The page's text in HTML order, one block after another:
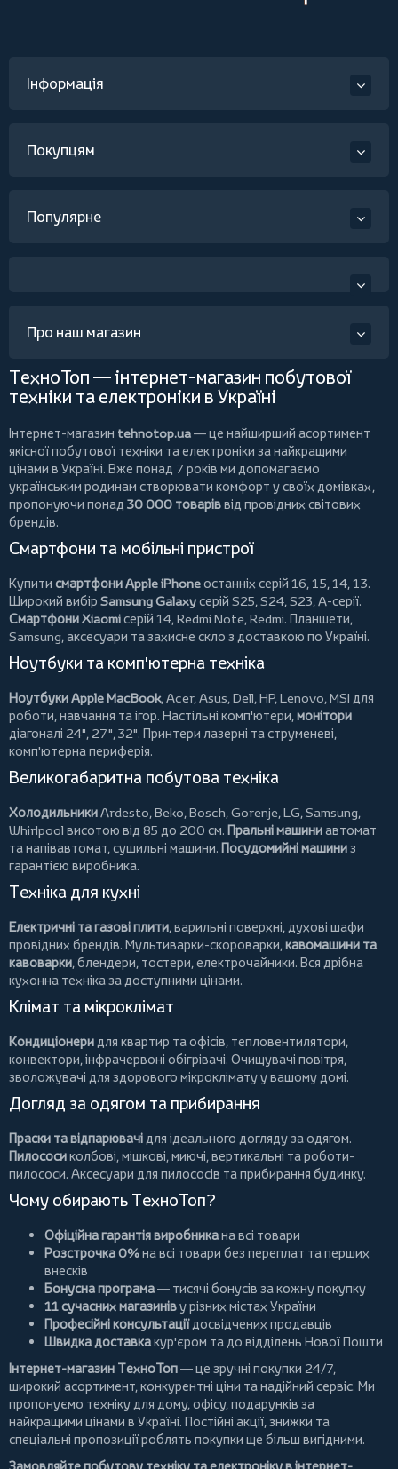
Інформація
Покупцям
Популярне
Про наш магазин
ТехноТоп — інтернет-магазин побутової
техніки та електроніки в Україні
Інтернет-магазин tehnotop.ua— це найширший асортимент
якісної побутової техніки та електроніки за найкращими
цінами в Україні. Вже понад 7 років ми допомагаємо
українським родинам створювати комфорт у своїх домівках,
пропонуючи понад 30 000 товаріввід провідних світових
брендів.
Смартфони та мобільні пристрої
Купити смартфони Apple iPhoneостанніх серій 16, 15, 14, 13.
Широкий вибір Samsung Galaxyсерій S25, S24, S23, A-серії.
Смартфони Xiaomiсерій 14, Redmi Note, Redmi. Планшети,
Samsung, аксесуари тазахисне скло з доставкою по Україні.
Ноутбуки та комп'ютерна техніка
Ноутбуки Apple MacBook,Acer,Asus,Dell,HP,Lenovo,MSI для
роботи, навчання та ігор. Настільні комп'ютери,монітори
діагоналі 24", 27", 32". Принтери лазерні та струменеві,
комп'ютерна периферія.
Великогабаритна побутова техніка
ХолодильникиArdesto,Beko,Bosch,Gorenje,LG,Samsung,
Whirlpool висотою від 85 до 200 см. Пральні машиниавтомат
та напівавтомат,сушильні машини. Посудомийні машиниз
гарантією виробника.
Техніка для кухні
Електричні та газові плити, варильні поверхні, духові шафи
провідних брендів. Мультиварки-скороварки,кавомашини та
кавоварки,блендери, тостери,електрочайники. Вся дрібна
кухонна техніка за доступними цінами.
Клімат та мікроклімат
Кондиціонеридля квартир та офісів, тепловентилятори,
конвектори,інфрачервоні обігрівачі. Очищувачі повітря,
зволожувачі для здорового мікроклімату у вашому домі.
Догляд за одягом та прибирання
Праски та відпарювачідля ідеального догляду за одягом.
Пилососиколбові,мішкові,миючі,вертикальні тароботи-
пилососи. Аксесуари для пилососів та прибирання будинку.
Чому обирають ТехноТоп?
Офіційна гарантія виробникана всі товари
Розстрочка 0%на всі товари без переплат та перших
внесків
Бонусна програма— тисячі бонусів за кожну покупку
11 сучасних магазиніву різних містах України
Професійні консультаціїдосвідчених продавців
Швидка доставкакур'єром та до відділень Нової Пошти
Інтернет-магазин ТехноТоп— це зручні покупки 24/7,
широкий асортимент, конкурентні ціни та надійний сервіс. Ми
пропонуємо техніку для дому, офісу, подарунків за
найкращими цінами в Україні. Постійні акції, знижки та
спеціальні пропозиції роблять покупки ще більш вигідними.